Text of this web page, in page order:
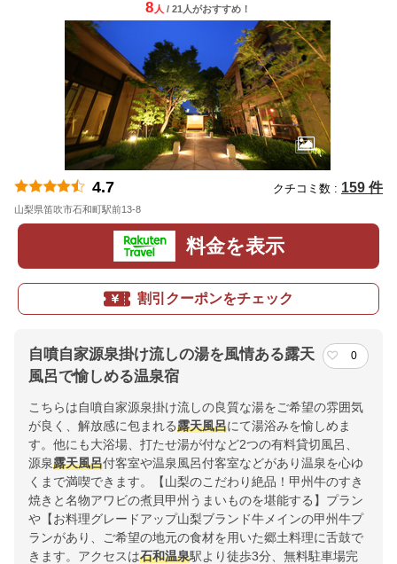
8 人 / 21人がおすすめ！
4.7 クチコミ数 : 159 件
山梨県笛吹市石和町駅前13-8
料金を表示
割引クーポンをチェック
自噴自家源泉掛け流しの湯を風情ある露天
風呂で愉しめる温泉宿
0
こちらは自噴自家源泉掛け流しの良質な湯をご希望の雰囲気
が良く、解放感に包まれる露天風呂にて湯浴みを愉しめま
す。他にも大浴場、打たせ湯が付など2つの有料貸切風呂、
源泉露天風呂付客室や温泉風呂付客室などがあり温泉を心ゆ
くまで満喫できます。【山梨のこだわり絶品！甲州牛のすき
焼きと名物アワビの煮貝甲州うまいものを堪能する】プラン
や【お料理グレードアップ山梨ブランド牛メインの甲州牛プ
ランがあり、ご希望の地元の食材を用いた郷土料理に舌鼓で
きます。アクセスは石和温泉駅より徒歩3分、無料駐車場完